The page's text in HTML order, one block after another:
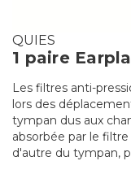
QUIES
1 paire
Les filtres anti-
lors des
tympan dus aux
absorbée par le
d'autre du tympan,